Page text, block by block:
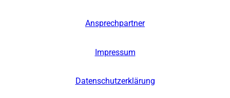
Ansprechpartner
Impressum
Datenschutzerklärung